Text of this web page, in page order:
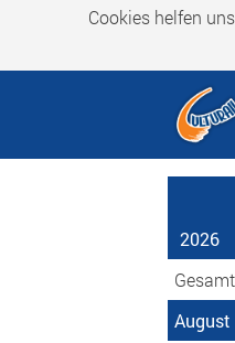
Cookies helfen
2026
Gesamt
August